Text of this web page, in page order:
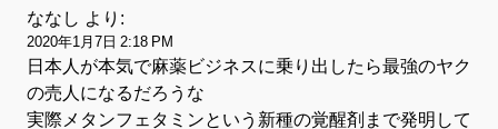
ななし より:
2020年1月7日 2:18 PM
日本人が本気で麻薬ビジネスに乗り出したら最強のヤク
の売人になるだろうな
実際メタンフェタミンという新種の覚醒剤まで発明して